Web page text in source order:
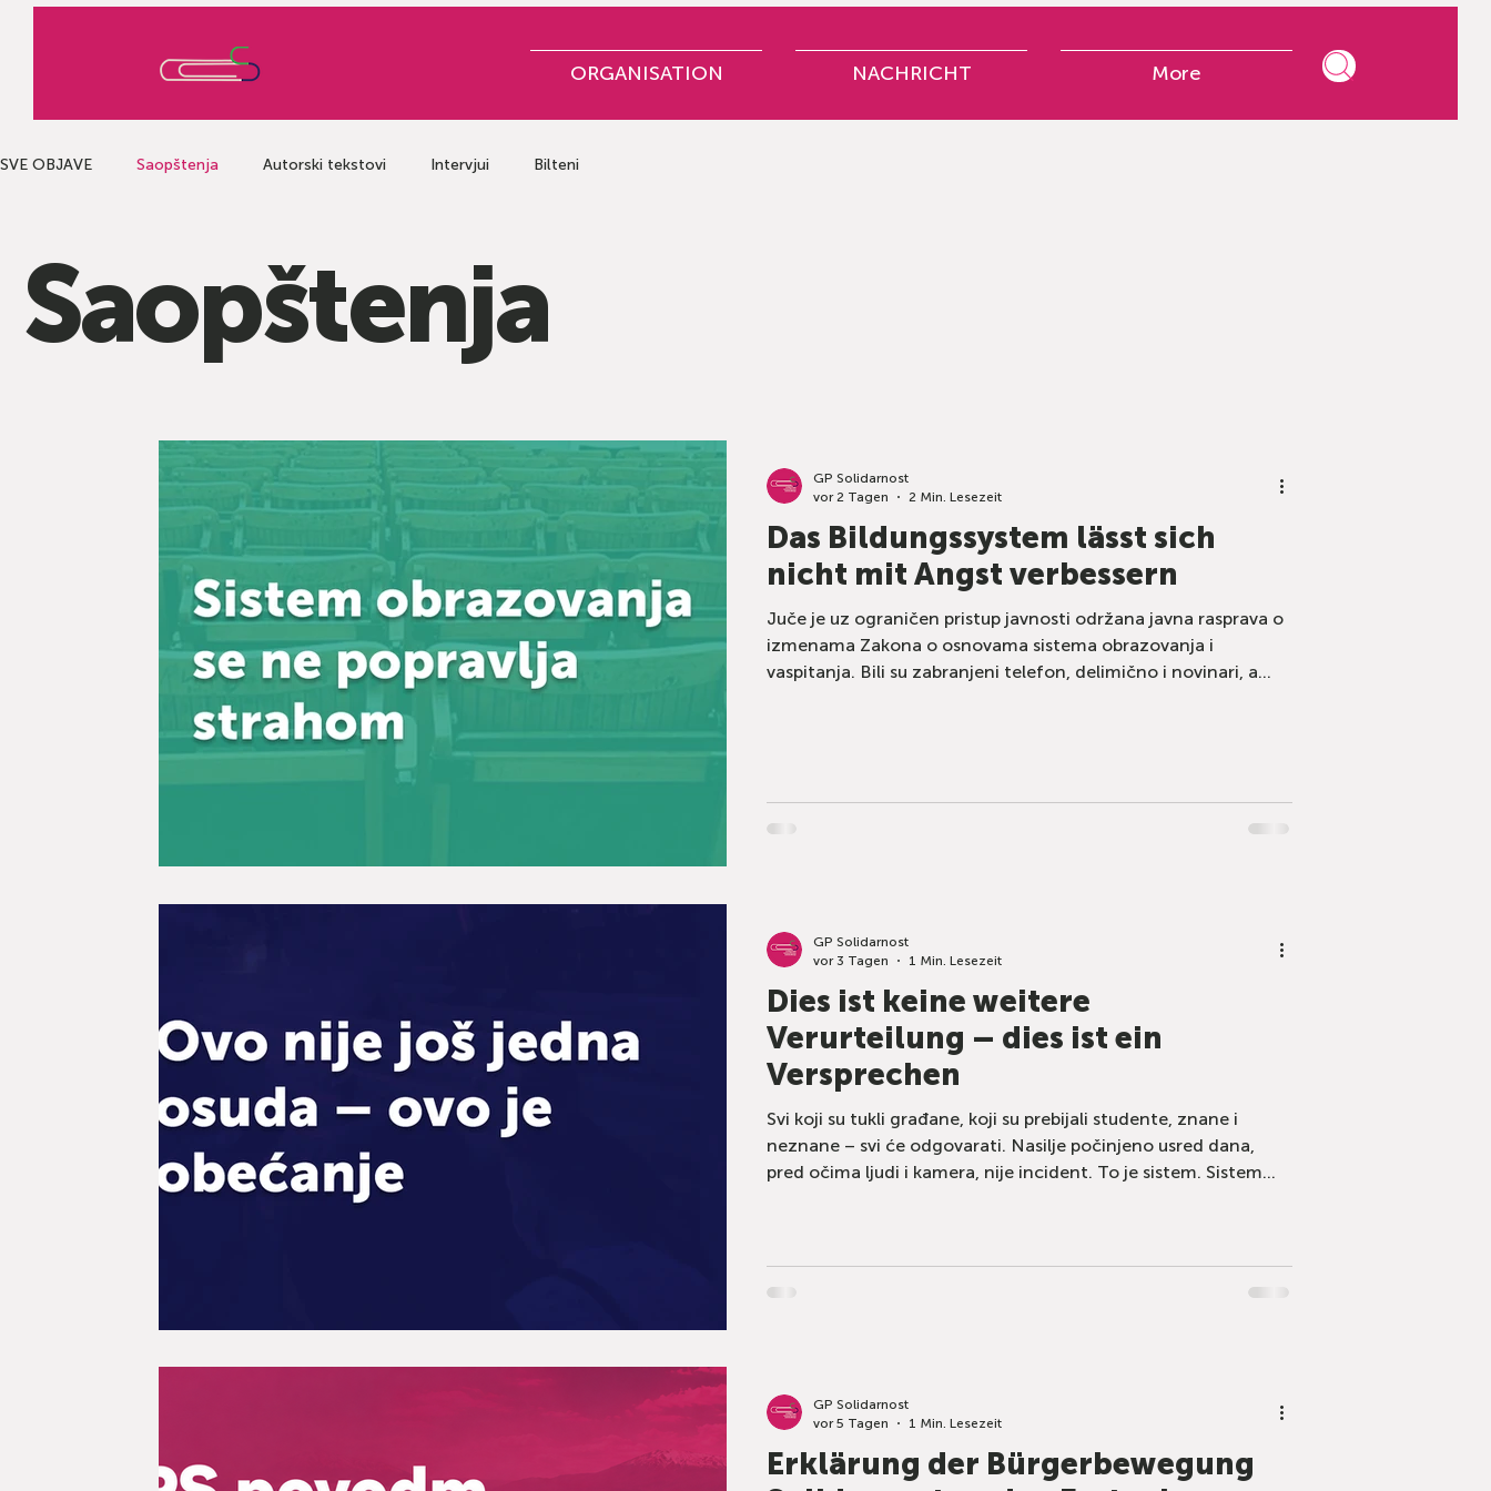
ORGANISATION NACHRICHT More
SVE OBJAVE Saopštenja Autorski tekstovi Intervjui Bilteni
Saopštenja
Das Bildungssystem lässt sich
nicht mit Angst verbessern
Juče je uz ograničen pristup javnosti održana javna rasprava o
izmenama Zakona o osnovama sistema obrazovanja i
vaspitanja. Bili su zabranjeni telefon, delimično i novinari, a
da se vlast boji slobodne škole.
GP Solidarnost
vor 2 Tagen
2 Min. Lesezeit
Dies ist keine weitere
Verurteilung – dies ist ein
Versprechen
Svi koji su tukli građane, koji su prebijali studente, znane i
neznane – svi će odgovarati. Nasilje počinjeno usred dana,
pred očima ljudi i kamera, nije incident. To je sistem. Sistem
GP Solidarnost
vor 3 Tagen
1 Min. Lesezeit
Erklärung der Bürgerbewegung
GP Solidarnost
vor 5 Tagen
1 Min. Lesezeit